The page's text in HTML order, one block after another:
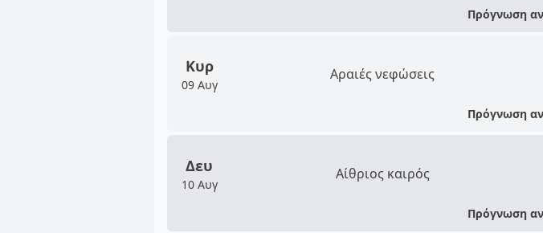
Πρόγνωση
Κυρ
09 Αυγ
Αραιές νεφώσεις
Πρόγνωση
Δευ
10 Αυγ
Αίθριος καιρός
Πρόγνωση